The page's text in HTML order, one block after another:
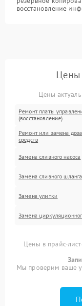
восстановление
Цены
Цены
Ремонт платы
(восстановление)
Ремонт или замена
средств
Замена сливного насоса
Замена сливного шланга
Замена улитки
Замена
Цены в прайс-
Мы проверим ваше